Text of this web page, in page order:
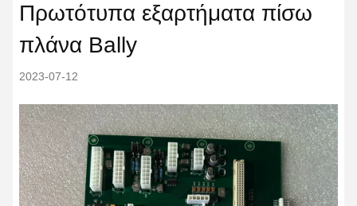
Πρωτότυπα εξαρτήματα πίσω
πλάνα Bally
2023-07-12